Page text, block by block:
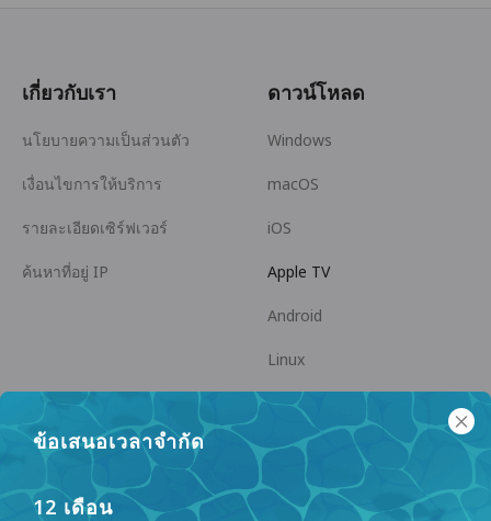
ข้อเสนอเวลาจำกัด
12 เดือน
เกี่ยวกับเรา
นโยบายความเป็นส่วนตัว
เงื่อนไขการให้บริการ
รายละเอียดเซิร์ฟเวอร์
ค้นหาที่อยู่ IP
ดาวน์โหลด
Windows
macOS
iOS
Apple TV
Android
Linux
Android TV
ศูนย์ช่วยเหลือ
panda7x24@gmail.com
ความร่วมมือ
เป็นพันธมิตร